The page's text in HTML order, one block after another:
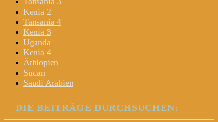
Kenia 2
Tansania 4
Kenia 3
Uganda
Kenia 4
Äthiopien
Sudan
Saudi Arabien
DIE BEITRÄGE DURCHSUCHEN: